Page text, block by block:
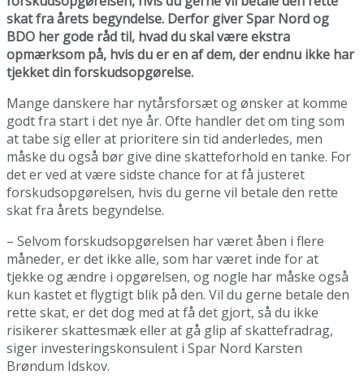
skat fra årets begyndelse. Derfor giver Spar Nord og
BDO her gode råd til, hvad du skal være ekstra
opmærksom på, hvis du er en af dem, der endnu ikke har
tjekket din forskudsopgørelse.
Mange danskere har nytårsforsæt og ønsker at komme
godt fra start i det nye år. Ofte handler det om ting som
at tabe sig eller at prioritere sin tid anderledes, men
måske du også bør give dine skatteforhold en tanke. For
det er ved at være sidste chance for at få justeret
forskudsopgørelsen, hvis du gerne vil betale den rette
skat fra årets begyndelse.
– Selvom forskudsopgørelsen har været åben i flere
måneder, er det ikke alle, som har været inde for at
tjekke og ændre i opgørelsen, og nogle har måske også
kun kastet et flygtigt blik på den. Vil du gerne betale den
rette skat, er det dog med at få det gjort, så du ikke
risikerer skattesmæk eller at gå glip af skattefradrag,
siger investeringskonsulent i Spar Nord Karsten
Brøndum Idskov.